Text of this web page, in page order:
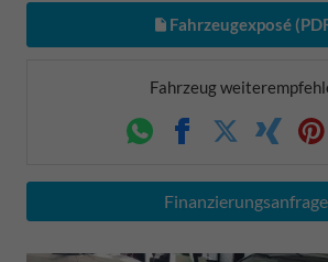
Fahrzeugexposé
Fahrzeug
WhatsappFacebookTwitterXing
Finanzierungsanfrage